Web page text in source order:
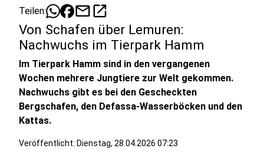
Teilen: mailopen_in_new
Von Schafen über Lemuren:
Nachwuchs im Tierpark Hamm
Im Tierpark Hamm sind in den vergangenen
Wochen mehrere Jungtiere zur Welt gekommen.
Nachwuchs gibt es bei den Gescheckten
Bergschafen, den Defassa-Wasserböcken und den
Kattas.
Veröffentlicht: Dienstag, 28.04.2026 07:23